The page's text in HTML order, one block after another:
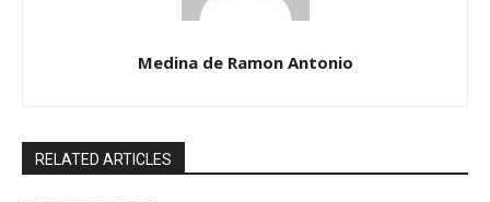
Medina de Ramon Antonio
RELATED ARTICLES